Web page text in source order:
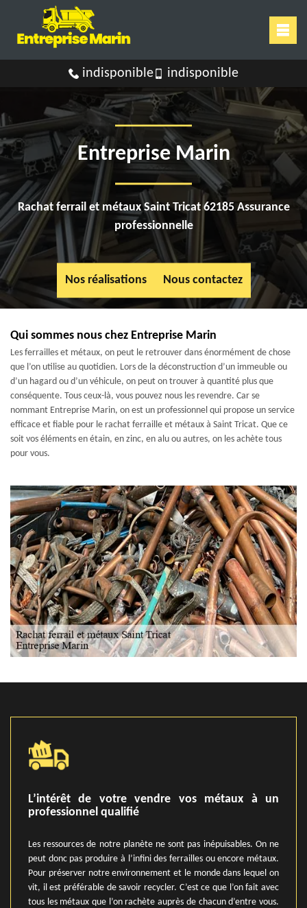
indisponible indisponible
Entreprise Marin
Rachat ferrail et métaux Saint Tricat 62185 Assurance
professionnelle
Nos réalisations Nous contactez
Qui sommes nous chez Entreprise Marin
Les ferrailles et métaux, on peut le retrouver dans énormément de chose
que l’on utilise au quotidien. Lors de la déconstruction d’un immeuble ou
d’un hagard ou d’un véhicule, on peut on trouver à quantité plus que
conséquente. Tous ceux-là, vous pouvez nous les revendre. Car se
nommant Entreprise Marin, on est un professionnel qui propose un service
efficace et fiable pour le rachat ferraille et métaux à Saint Tricat. Que ce
soit vos éléments en étain, en zinc, en alu ou autres, on les achète tous
pour vous.
L’intérêt de votre vendre vos métaux à un
professionnel qualifié
Les ressources de notre planète ne sont pas inépuisables. On ne
peut donc pas produire à l’infini des ferrailles ou encore métaux.
Pour préserver notre environnement et le monde dans lequel on
vit, il est préférable de savoir recycler. C’est ce que l’on fait avec
tous les métaux que l’on rachète auprès de chacun d’entre vous.